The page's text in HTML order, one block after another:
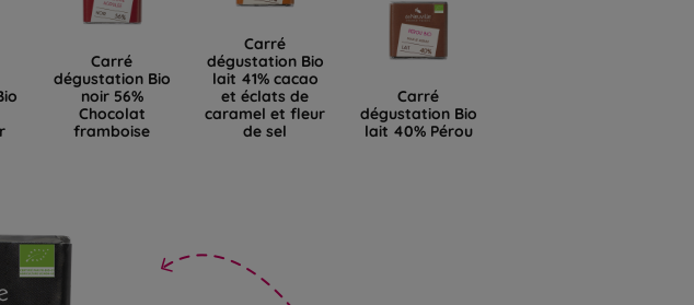
Carré
dégustation Bio
noir 56%
Chocolat
framboise
Carré
dégustation Bio
lait 41% cacao
et éclats de
caramel et fleur
de sel
Carré
dégustation Bio
lait 40% Pérou